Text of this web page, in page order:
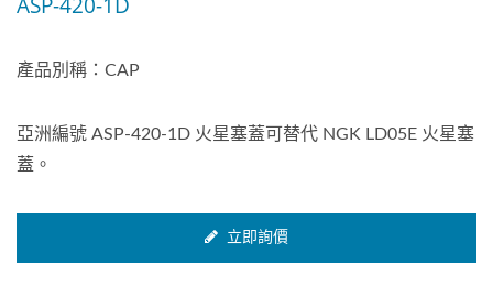
ASP-420-1D
產品別稱：CAP
亞洲編號 ASP-420-1D 火星塞蓋可替代 NGK LD05E 火星塞
蓋。
立即詢價